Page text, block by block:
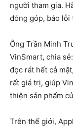
người tham gia.
đóng góp, báo lỗi
Ông Trần Minh
VinSmart, chia
đọc rát hết cả
rất giá trị, giúp
thiện sản phẩm
Trên thế giới,